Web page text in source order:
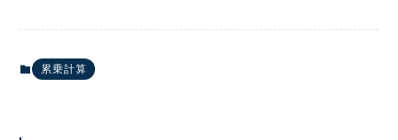
累乗計算